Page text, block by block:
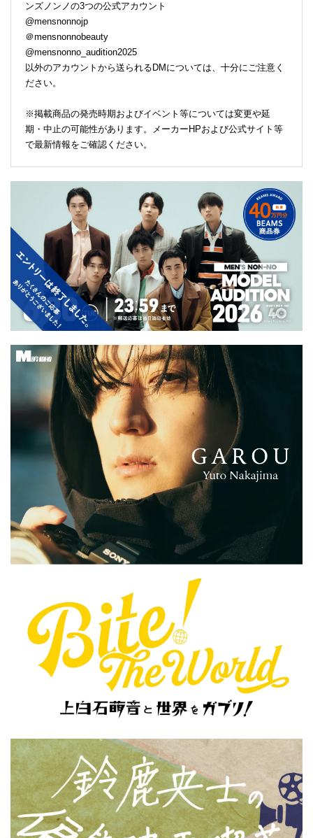
ンズノンノの3つの公式アカウント
@mensnonnojp
＠mensnonnobeauty
@mensnonno_audition2025
以外のアカウントから送られるDMについては、十分にご注意く
ださい。
※掲載商品の発売時期およびイベント等については変更や延
期・中止の可能性があります。メーカーHPおよび公式サイト等
で最新情報をご確認ください。